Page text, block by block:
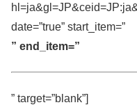
date=”true” start_item=”
” end_item=”
” target=”blank”]